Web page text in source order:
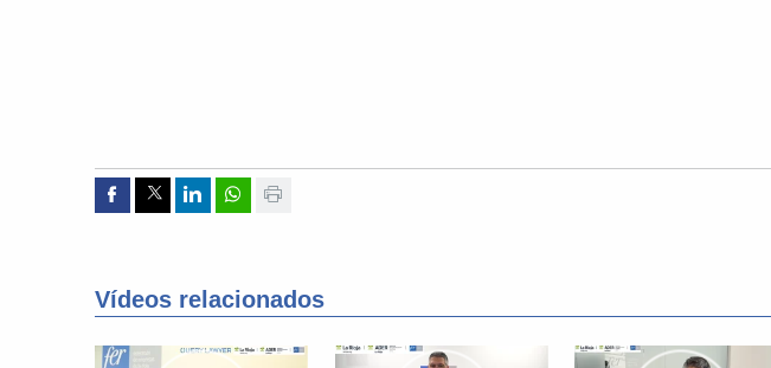
Compartir por Facebook
Compartir por Twitter
Compartir por Linkedin
Compartir por whatsapp
Vídeos relacionados